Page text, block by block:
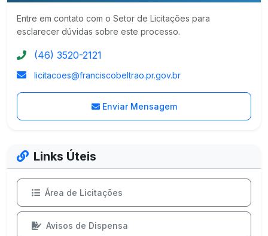
Entre em contato com o Setor de Licitações para
esclarecer dúvidas sobre este processo.
(46) 3520-2121
licitacoes@franciscobeltrao.pr.gov.br
Enviar Mensagem
Links Úteis
Área de Licitações
Avisos de Dispensa